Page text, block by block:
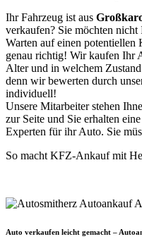
Ihr Fahrzeug ist aus
verkaufen? Sie möchten
Warten auf einen potentiellen
genau richtig! Wir kaufen Ihr
Alter und in welchem
denn wir bewerten durch
individuell!
Unsere Mitarbeiter stehen
zur Seite und Sie erhalten
Experten für ihr Auto. Sie
So macht KFZ-Ankauf mit
Auto verkaufen leicht gemacht –